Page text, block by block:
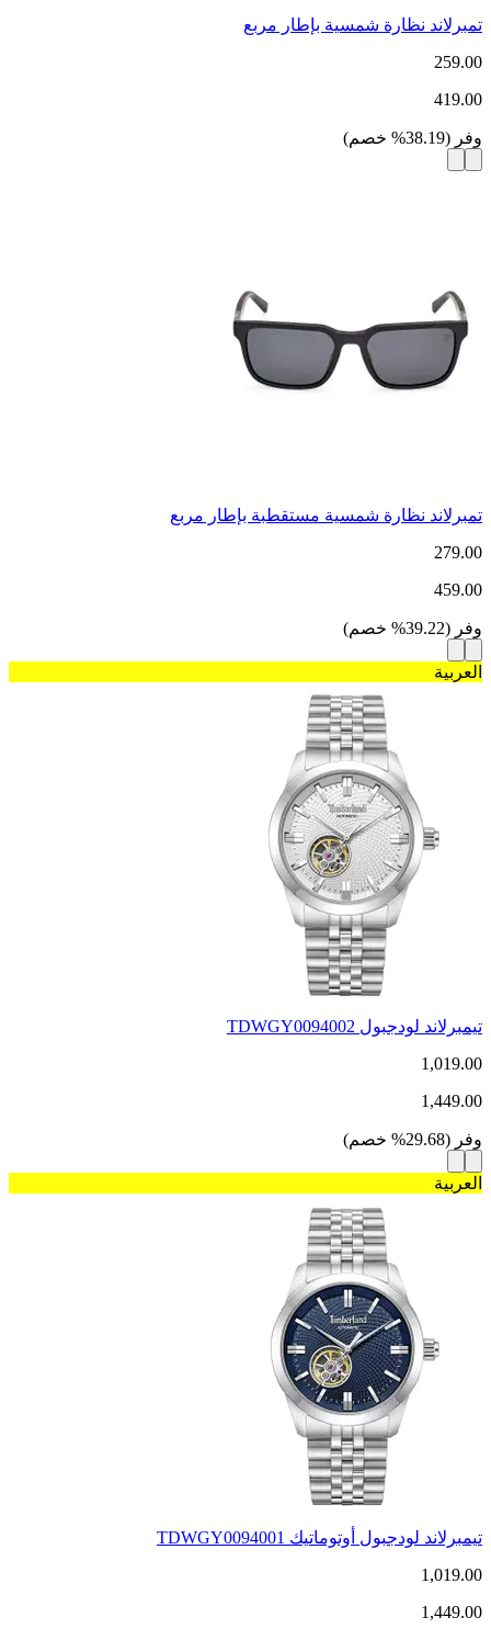
تمبرلاند نظارة شمسية بإطار مربع
259.00
419.00
وفر (
38.19
% خصم)
تمبرلاند نظارة شمسية مستقطبة بإطار مربع
279.00
459.00
وفر (
39.22
% خصم)
العربية
تيمبرلاند لودجبول TDWGY0094002
1,019.00
1,449.00
وفر (
29.68
% خصم)
العربية
تيمبرلاند لودجبول أوتوماتيك TDWGY0094001
1,019.00
1,449.00